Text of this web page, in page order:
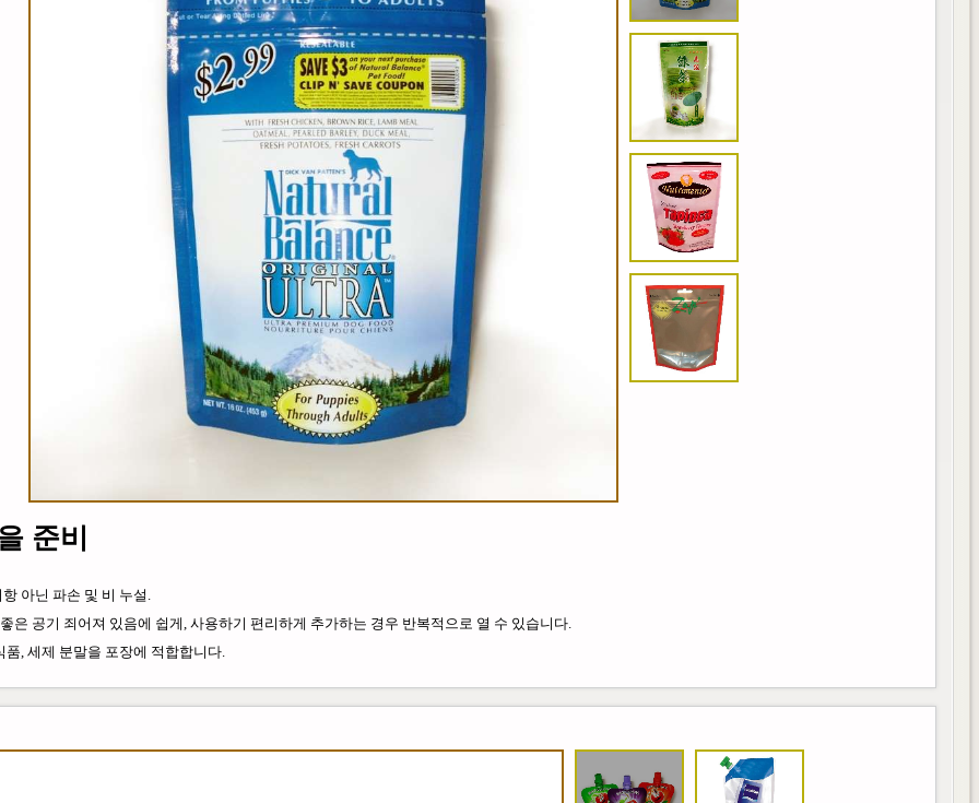
준비
아닌 파손 및 비 누설.
은 공기 죄어져 있음에 쉽게, 사용하기 편리하게 추가하는 경우 반복적으로 열 수 있습니다.
품, 세제 분말을 포장에 적합합니다.